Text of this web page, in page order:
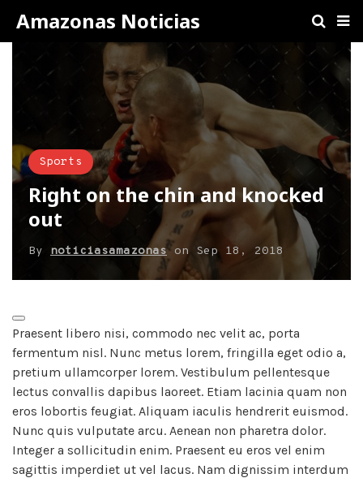
Amazonas Noticias
Sports
Right on the chin and knocked
out
By noticiasamazonason Sep 18, 2018
Praesent libero nisi, commodo nec velit ac, porta
fermentum nisl. Nunc metus lorem, fringilla eget odio a,
pretium ullamcorper lorem. Vestibulum pellentesque
lectus convallis dapibus laoreet. Etiam lacinia quam non
eros lobortis feugiat. Aliquam iaculis hendrerit euismod.
Nunc quis vulputate arcu. Aenean non pharetra dolor.
Integer a sollicitudin enim. Praesent eu eros vel enim
sagittis imperdiet ut vel lacus. Nam dignissim interdum